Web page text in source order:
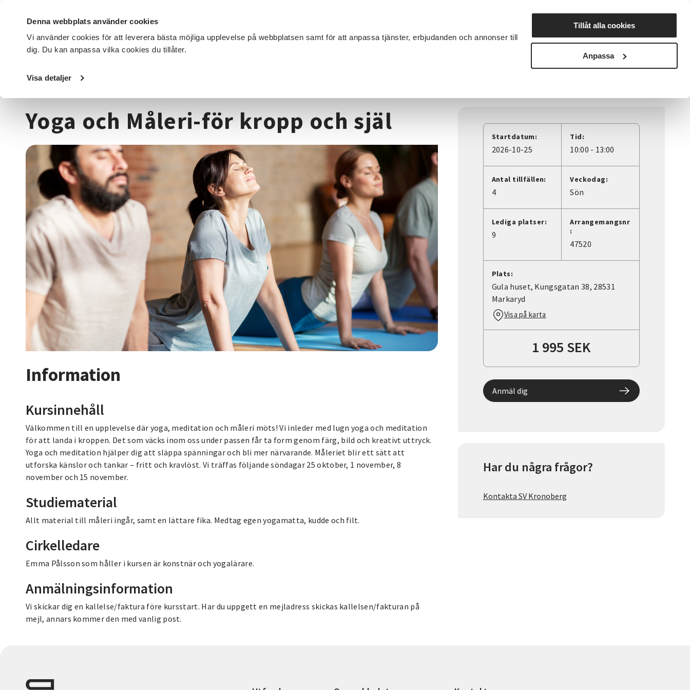
Denna webbplats använder cookies
Vi använder cookies för att leverera bästa möjliga upplevelse på webbplatsen samt för att anpassa tjänster, erbjudanden och annonser till
dig. Du kan anpassa vilka cookies du tillåter.
Visa detaljer
Tillåt alla cookies
Anpassa
DET HÄR GÖR VI FÖR DIG SOM SÖK KURSER OCH EVENEMANG Nyheter Avdelningar
Startsida / Kurser och evenemang
Yoga och Måleri-för kropp och själ
Information
Kursinnehåll
Välkommen till en upplevelse där yoga, meditation och måleri möts! Vi inleder med lugn yoga och meditation
för att landa i kroppen. Det som väcks inom oss under passen får ta form genom färg, bild och kreativt uttryck.
Yoga och meditation hjälper dig att släppa spänningar och bli mer närvarande. Måleriet blir ett sätt att
utforska känslor och tankar – fritt och kravlöst. Vi träffas följande söndagar 25 oktober, 1 november, 8
november och 15 november.
Studiematerial
Allt material till måleri ingår, samt en lättare fika. Medtag egen yogamatta, kudde och filt.
Cirkelledare
Emma Pålsson som håller i kursen är konstnär och yogalärare.
Anmälningsinformation
Vi skickar dig en kallelse/faktura före kursstart. Har du uppgett en mejladress skickas kallelsen/fakturan på
mejl, annars kommer den med vanlig post.
Startdatum:
2026-10-25
Tid:
10:00 - 13:00
Antal tillfällen:
4
Veckodag:
Sön
Lediga platser:
9
Arrangemangsnr
:
47520
Plats:
Gula huset, Kungsgatan 38, 28531
Markaryd
Visa på karta
1 995 SEK
Anmäl dig
Har du några frågor?
Kontakta SV Kronoberg